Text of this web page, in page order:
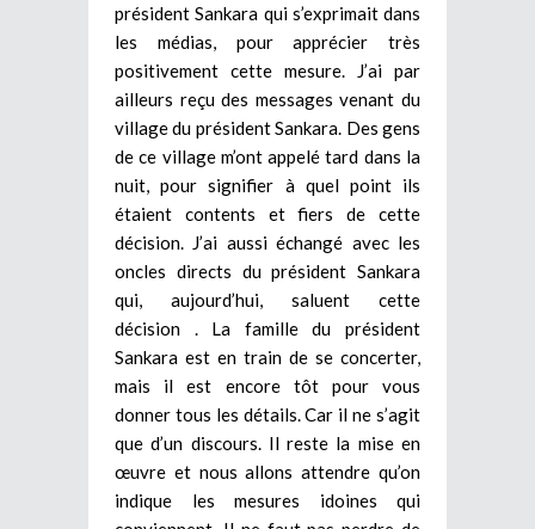
président Sankara qui s’exprimait dans
les médias, pour apprécier très
positivement cette mesure. J’ai par
ailleurs reçu des messages venant du
village du président Sankara. Des gens
de ce village m’ont appelé tard dans la
nuit, pour signifier à quel point ils
étaient contents et fiers de cette
décision. J’ai aussi échangé avec les
oncles directs du président Sankara
qui, aujourd’hui, saluent cette
décision . La famille du président
Sankara est en train de se concerter,
mais il est encore tôt pour vous
donner tous les détails. Car il ne s’agit
que d’un discours. Il reste la mise en
œuvre et nous allons attendre qu’on
indique les mesures idoines qui